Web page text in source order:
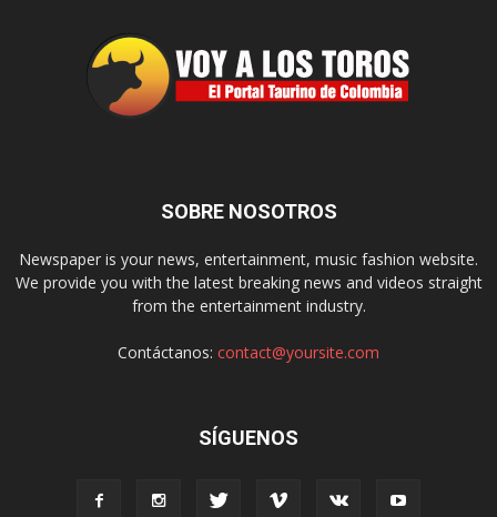
SOBRE NOSOTROS
Newspaper is your news, entertainment, music fashion website.
We provide you with the latest breaking news and videos straight
from the entertainment industry.
Contáctanos: contact@yoursite.com
SÍGUENOS